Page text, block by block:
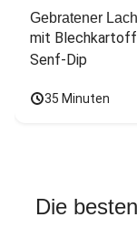
Gebratener
mit
Senf-Dip
35 Minuten
Die